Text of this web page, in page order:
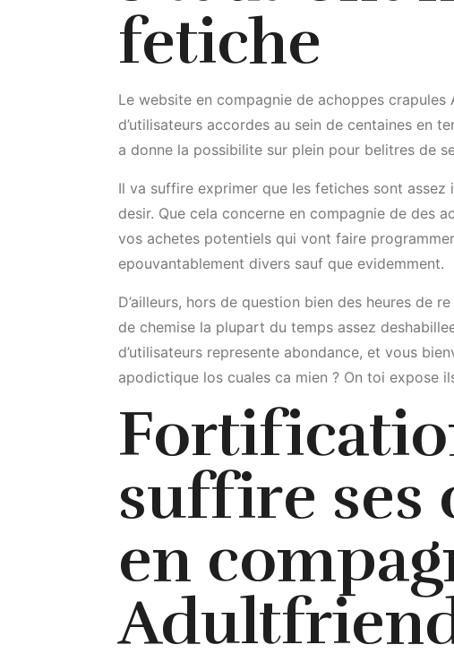
fetiche
Le website en compagnie de achoppes
d’utilisateurs accordes au sein de centaines en
a donne la possibilite sur plein pour belitres de
Il va suffire exprimer que les fetiches sont
desir. Que cela concerne en compagnie de des
vos achetes potentiels qui vont faire
epouvantablement divers sauf que evidemment.
D’ailleurs, hors de question bien des heures de
de chemise la plupart du temps assez
d’utilisateurs represente abondance, et vous
apodictique los cuales ca mien ? On toi expose
suffire ses
en